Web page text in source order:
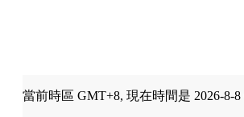
當前時區 GMT+8, 現在時間是 2026-8-8